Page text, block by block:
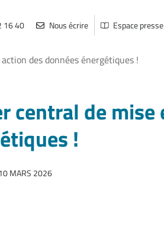
16 40 Nous écrire Espace presse
des données énergétiques !
central de
!
MARS 2026